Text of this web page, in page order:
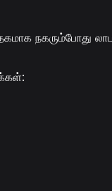
நகரும்போது
: